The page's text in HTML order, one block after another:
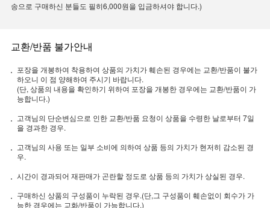
송으로 구매하신 분들도 필히6,000원을 입금하셔야 합니다.)
교환/반품 불가안내
포장을 개봉하여 착용하여 상품의 가치가 훼손된 경우에는 교환/반품이 불가
하오니 이 점 양해하여 주시기 바랍니다.
(단, 상품의 내용을 확인하기 위하여 포장을 개봉한 경우에는 교환/반품이 가
능합니다.)
고객님의 단순변심으로 인한 교환/반품 요청이 상품을 수령한 날로부터 7일
을 경과한 경우.
고객님의 사용 또는 일부 소비에 의하여 상품 등의 가치가 현저히 감소된 경
우.
시간이 경과되어 재판매가 곤란할 정도로 상품 등의 가치가 상실된 경우.
구매하신 상품의 구성품이 누락된 경우.(단,그 구성품이 훼손없이 회수가 가
능한 경우에는 교화/반품이 가능합니다.)